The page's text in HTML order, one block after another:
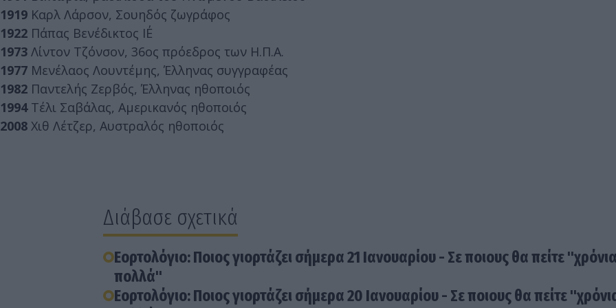
1919 Καρλ Λάρσον, Σουηδός ζωγράφος
1922 Πάπας Βενέδικτος ΙΕ΄
1973 Λίντον Τζόνσον, 36ος πρόεδρος των Η.Π.Α.
1977 Μενέλαος Λουντέμης, Έλληνας συγγραφέας
1982 Παντελής Ζερβός, Έλληνας ηθοποιός
1994 Τέλι Σαβάλας, Αμερικανός ηθοποιός
2008 Χιθ Λέτζερ, Αυστραλός ηθοποιός
Διάβασε σχετικά
Εορτολόγιο: Ποιος γιορτάζει σήμερα 21 Ιανουαρίου - Σε ποιους θα πείτε
πολλά"
Εορτολόγιο: Ποιος γιορτάζει σήμερα 20 Ιανουαρίου - Σε ποιους θα πείτε